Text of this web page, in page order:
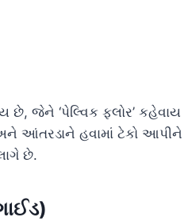
છે, જેને ‘પેલ્વિક ફ્લોર’ કહેવાય
આંતરડાને હવામાં ટેકો આપીને
છે.